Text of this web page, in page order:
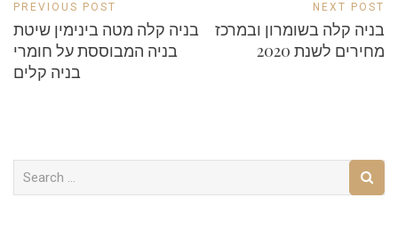
PREVIOUS POST
בניה קלה מטה בינימין שיטת
בניה המבוססת על חומרי
בניה קלים
NEXT POST
בניה קלה בשומרון ובמרכז
מחירים לשנת 2020